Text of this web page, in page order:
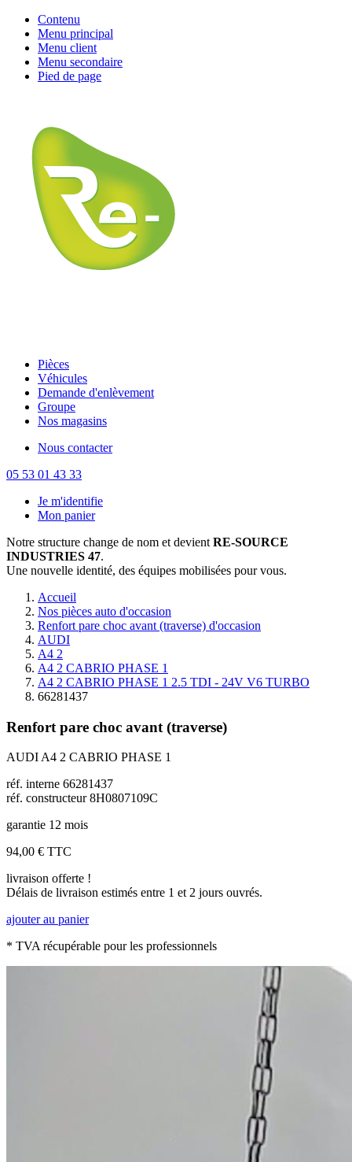
Contenu
Menu principal
Menu client
Menu secondaire
Pied de page
Pièces
Véhicules
Demande d'enlèvement
Groupe
Nos magasins
Nous contacter
05 53 01 43 33
Je m'identifie
Mon panier
Notre structure change de nom et devient RE-SOURCE
INDUSTRIES 47.
Une nouvelle identité, des équipes mobilisées pour vous.
Accueil
Nos pièces auto d'occasion
Renfort pare choc avant (traverse) d'occasion
AUDI
A4 2
A4 2 CABRIO PHASE 1
A4 2 CABRIO PHASE 1 2.5 TDI - 24V V6 TURBO
66281437
Renfort pare choc avant (traverse)
AUDI A4 2 CABRIO PHASE 1
réf. interne 66281437
réf. constructeur 8H0807109C
garantie 12 mois
94,00 € TTC
livraison offerte !
Délais de livraison estimés entre 1 et 2 jours ouvrés.
ajouter au panier
* TVA récupérable pour les professionnels